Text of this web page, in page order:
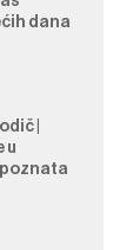
dana
|
u